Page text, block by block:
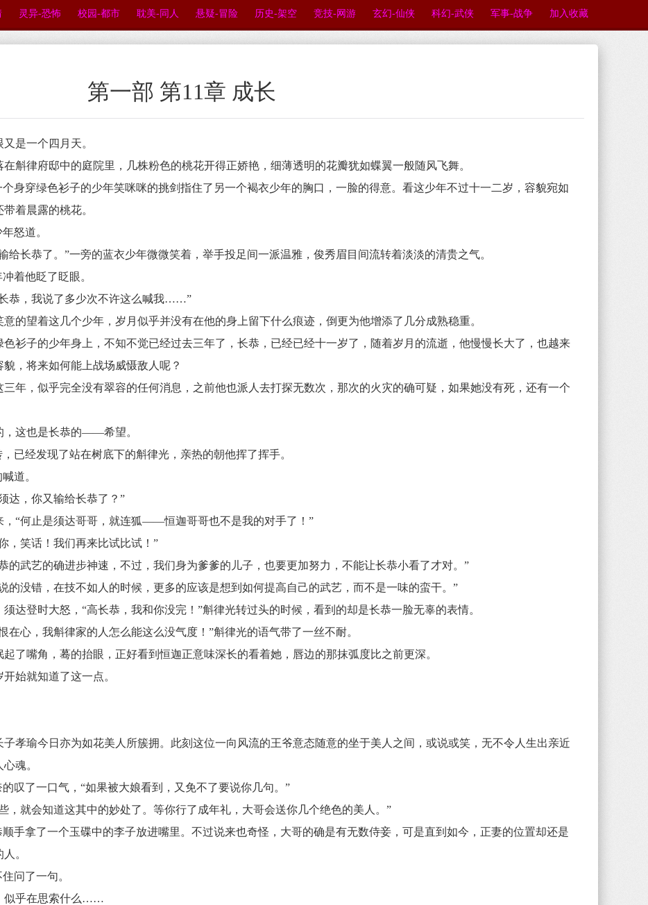
灵异-恐怖 校园-都市 耽美-同人 悬疑-冒险 历史-架空 竞技-网游 玄幻-仙侠 科幻-武侠 军事-战争 加入收藏
第一部 第11章 成长
是一个四月天。
律府邸中的庭院里，几株粉色的桃花开得正娇艳，细薄透明的花瓣犹如蝶翼一般随风飞舞。
穿绿色衫子的少年笑咪咪的挑剑指住了另一个褐衣少年的胸口，一脸的得意。看这少年不过十一二岁，容貌宛如
着晨露的桃花。
怒道。
长恭了。”一旁的蓝衣少年微微笑着，举手投足间一派温雅，俊秀眉目间流转着淡淡的清贵之气。
着他眨了眨眼。
恭，我说了多少次不许这么喊我……”
望着这几个少年，岁月似乎并没有在他的身上留下什么痕迹，倒更为他增添了几分成熟稳重。
子的少年身上，不知不觉已经过去三年了，长恭，已经已经十一岁了，随着岁月的流逝，他慢慢长大了，也越来
，将来如何能上战场威慑敌人呢？
，似乎完全没有翠容的任何消息，之前他也派人去打探无数次，那次的火灾的确可疑，如果她没有死，还有一个
这也是长恭的——希望。
经发现了站在树底下的斛律光，亲热的朝他挥了挥手。
道。
，你又输给长恭了？”
“何止是须达哥哥，就连狐——恒迦哥哥也不是我的对手了！”
笑话！我们再来比试比试！”
武艺的确进步神速，不过，我们身为爹爹的儿子，也要更加努力，不能让长恭小看了才对。”
没错，在技不如人的时候，更多的应该是想到如何提高自己的武艺，而不是一味的蛮干。”
登时大怒，“高长恭，我和你没完！”斛律光转过头的时候，看到的却是长恭一脸无辜的表情。
心，我斛律家的人怎么能这么没气度！”斛律光的语气带了一丝不耐。
嘴角，蓦的抬眼，正好看到恒迦正意味深长的看着她，唇边的那抹弧度比之前更深。
就知道了这一点。
瑜今日亦为如花美人所簇拥。此刻这位一向风流的王爷意态随意的坐于美人之间，或说或笑，无不令人生出亲近
魂。
了一口气，“如果被大娘看到，又免不了要说你几句。”
就会知道这其中的妙处了。等你行了成年礼，大哥会送你几个绝色的美人。”
拿了一个玉碟中的李子放进嘴里。不过说来也奇怪，大哥的确是有无数侍妾，可是直到如今，正妻的位置却还是
。
问了一句。
似乎在思索什么……